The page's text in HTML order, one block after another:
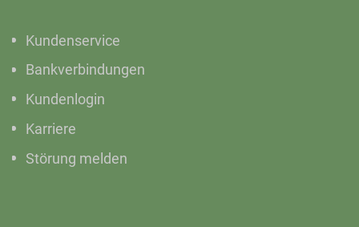
Kundenservice
Bankverbindungen
Kundenlogin
Karriere
Störung melden